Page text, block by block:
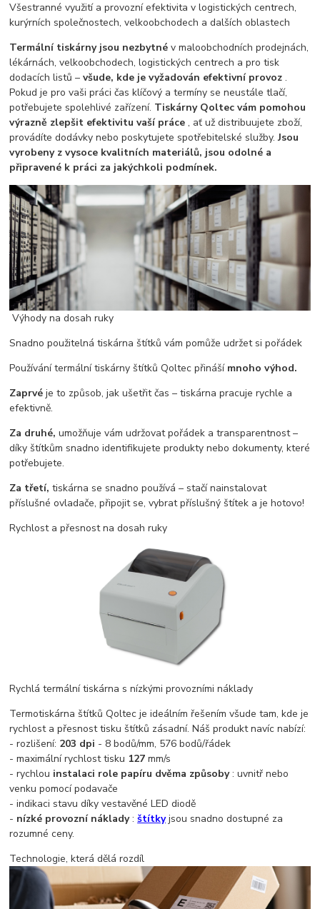
Všestranné využití a provozní efektivita v logistických centrech,
kurýrních společnostech, velkoobchodech a dalších oblastech
Termální tiskárny jsou nezbytné v maloobchodních prodejnách,
lékárnách, velkoobchodech, logistických centrech a pro tisk
dodacích listů –všude, kde je vyžadován efektivní provoz .
Pokud je pro vaši práci čas klíčový a termíny se neustále tlačí,
potřebujete spolehlivé zařízení. Tiskárny Qoltec vám pomohou
výrazně zlepšit efektivitu vaší práce , ať už distribuujete zboží,
provádíte dodávky nebo poskytujete spotřebitelské služby.Jsou
vyrobeny z vysoce kvalitních materiálů, jsou odolné a
připravené k práci za jakýchkoli podmínek.
Výhody na dosah ruky
Snadno použitelná tiskárna štítků vám pomůže udržet si pořádek
Používání termální tiskárny štítků Qoltec přináší mnoho výhod.
Zaprvé je to způsob, jak ušetřit čas – tiskárna pracuje rychle a
efektivně.
Za druhé, umožňuje vám udržovat pořádek a transparentnost –
díky štítkům snadno identifikujete produkty nebo dokumenty, které
potřebujete.
Za třetí, tiskárna se snadno používá – stačí nainstalovat
příslušné ovladače, připojit se, vybrat příslušný štítek a je hotovo!
Rychlost a přesnost na dosah ruky
Rychlá termální tiskárna s nízkými provozními náklady
Termotiskárna štítků Qoltec je ideálním řešením všude tam, kde je
rychlost a přesnost tisku štítků zásadní. Náš produkt navíc nabízí:
- rozlišení: 203 dpi - 8 bodů/mm, 576 bodů/řádek
- maximální rychlost tisku 127 mm/s
- rychlou instalaci role papíru dvěma způsoby: uvnitř nebo
venku pomocí podavače
- indikaci stavu díky vestavěné LED diodě
- nízké provozní náklady:štítkyjsou snadno dostupné za
rozumné ceny.
Technologie, která dělá rozdíl